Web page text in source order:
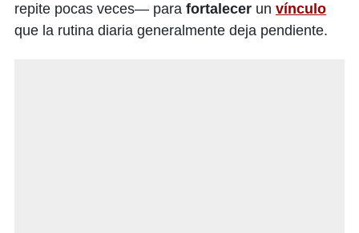
repite pocas veces— para fortalecer un vínculo
que la rutina diaria generalmente deja pendiente.